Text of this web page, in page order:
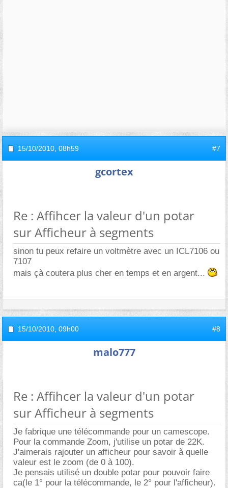
15/10/2010, 08h59 #7
gcortex
Re : Affihcer la valeur d'un potar
sur Afficheur à segments
sinon tu peux refaire un voltmètre avec un ICL7106 ou
7107
mais çà coutera plus cher en temps et en argent...
15/10/2010, 09h00 #8
malo777
Re : Affihcer la valeur d'un potar
sur Afficheur à segments
Je fabrique une télécommande pour un camescope.
Pour la commande Zoom, j'utilise un potar de 22K.
J'aimerais rajouter un afficheur pour savoir à quelle
valeur est le zoom (de 0 à 100).
Je pensais utilisé un double potar pour pouvoir faire
ca(le 1° pour la télécommande, le 2° pour l'afficheur).